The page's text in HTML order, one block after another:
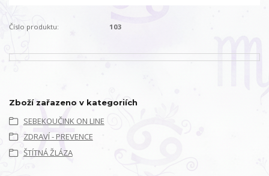
Číslo produktu: 103
Zboží zařazeno v kategoriích
SEBEKOUČINK ON LINE
ZDRAVÍ - PREVENCE
ŠTÍTNÁ ŽLÁZA